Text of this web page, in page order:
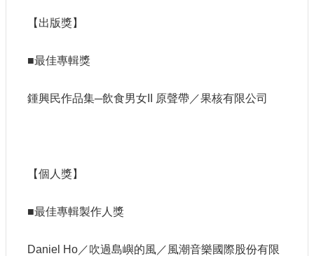
【出版獎】
■最佳專輯獎
鍾興民作品集─飲食男女II 原聲帶／果核有限公司
【個人獎】
■最佳專輯製作人獎
Daniel Ho／吹過島嶼的風／風潮音樂國際股份有限